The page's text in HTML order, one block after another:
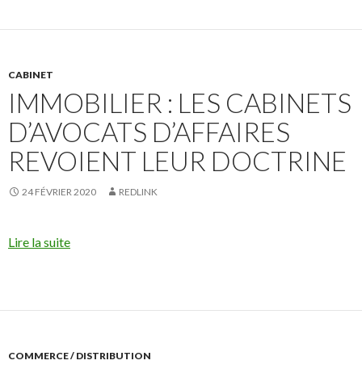
CABINET
IMMOBILIER : LES CABINETS
D’AVOCATS D’AFFAIRES
REVOIENT LEUR DOCTRINE
24 FÉVRIER 2020 REDLINK
Lire la suite
COMMERCE / DISTRIBUTION